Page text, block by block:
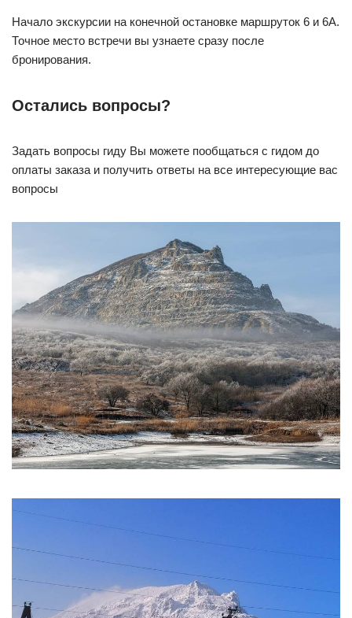
Начало экскурсии на конечной остановке маршруток 6 и 6А.
Точное место встречи вы узнаете сразу после
бронирования.
Остались вопросы?
Задать вопросы гиду Вы можете пообщаться с гидом до
оплаты заказа и получить ответы на все интересующие вас
вопросы